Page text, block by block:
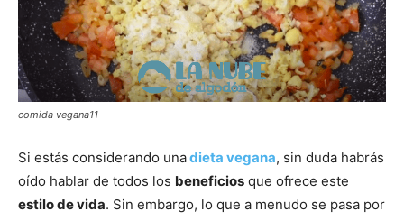
comida vegana11
Si estás considerando unadieta vegana, sin duda habrás
oído hablar de todos los beneficios que ofrece este
estilo de vida. Sin embargo, lo que a menudo se pasa por